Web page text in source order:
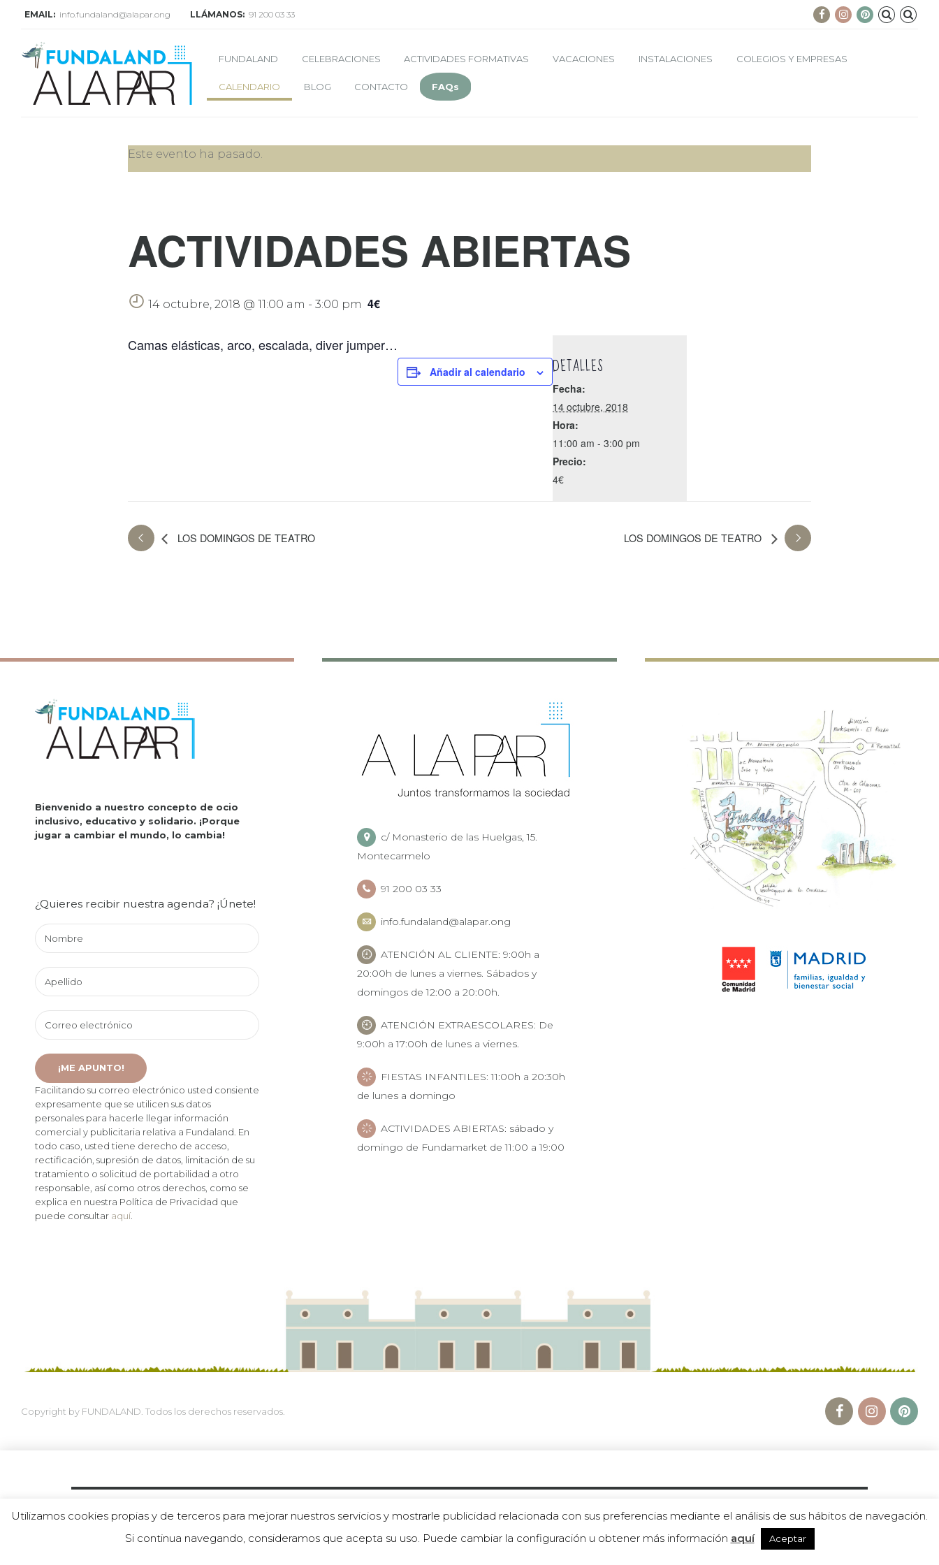
EMAIL: info.fundaland@alapar.ong LLÁMANOS: 91 200 03 33
FUNDALAND CELEBRACIONES ACTIVIDADES FORMATIVAS VACACIONES INSTALACIONES COLEGIOS Y EMPRESAS
CALENDARIO BLOG CONTACTO FAQs
« TODOS LOS EVENTOS
Este evento ha pasado.
ACTIVIDADES ABIERTAS
14 octubre, 2018 @ 11:00 am - 3:00 pm 4€
Camas elásticas, arco, escalada, diver jumper…
Añadir al calendario DETALLES
Fecha:
14 octubre, 2018
Hora:
11:00 am - 3:00 pm
Precio:
4€
LOS DOMINGOS DE TEATRO LOS DOMINGOS DE TEATRO
Bienvenido a nuestro concepto de ocio
inclusivo, educativo y solidario. ¡Porque
jugar a cambiar el mundo, lo cambia!
¿Quieres recibir nuestra agenda? ¡Únete!
Facilitando su correo electrónico usted consiente
expresamente que se utilicen sus datos
personales para hacerle llegar información
comercial y publicitaria relativa a Fundaland. En
todo caso, usted tiene derecho de acceso,
rectificación, supresión de datos, limitación de su
tratamiento o solicitud de portabilidad a otro
responsable, así como otros derechos, como se
explica en nuestra Política de Privacidad que
puede consultar aquí
c/ Monasterio de las Huelgas, 15.
Montecarmelo
91 200 03 33
info.fundaland@alapar.ong
ATENCIÓN AL CLIENTE: 9:00h a
20:00h de lunes a viernes. Sábados y
domingos de 12:00 a 20:00h.
ATENCIÓN EXTRAESCOLARES: De
9:00h a 17:00h de lunes a viernes.
FIESTAS INFANTILES: 11:00h a 20:30h
de lunes a domingo
ACTIVIDADES ABIERTAS: sábado y
domingo de Fundamarket de 11:00 a 19:00
Copyright by FUNDALAND. Todos los derechos reservados.
Política de Protección a la Infancia|Política de privacidad |Aviso legal|Trabaja en Fundaland
Utilizamos cookies propias y de terceros para mejorar nuestros servicios y mostrarle publicidad relacionada con sus preferencias mediante el análisis de sus hábitos de navegación.
Si continua navegando, consideramos que acepta su uso. Puede cambiar la configuración u obtener más información aquí Aceptar